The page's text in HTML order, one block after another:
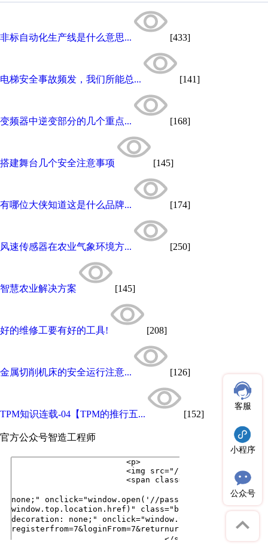
非标自动化生产线是什么意思... [433]
电梯安全事故频发，我们所能总... [141]
变频器中逆变部分的几个重点... [168]
搭建舞台几个安全注意事项 [145]
有哪位大侠知道这是什么品牌... [174]
风速传感器在农业气象环境方... [250]
智慧农业解决方案 [145]
好的维修工要有好的工具! [208]
金属切削机床的安全运行注意... [126]
TPM知识连载-04【TPM的推行五... [152]
官方公众号智造工程师
客服
小程序
公众号